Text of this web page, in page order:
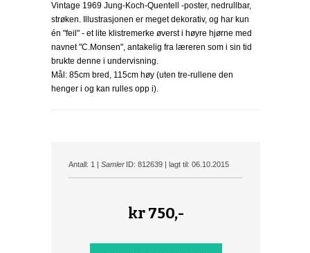
Vintage 1969 Jung-Koch-Quentell -poster, nedrullbar,
strøken. Illustrasjonen er meget dekorativ, og har kun
én "feil" - et lite klistremerke øverst i høyre hjørne med
navnet "C.Monsen", antakelig fra læreren som i sin tid
brukte denne i undervisning.
Mål: 85cm bred, 115cm høy (uten tre-rullene den
henger i og kan rulles opp i).
Antall: 1 | Samler ID: 812639 | lagt til: 06.10.2015
kr750,-